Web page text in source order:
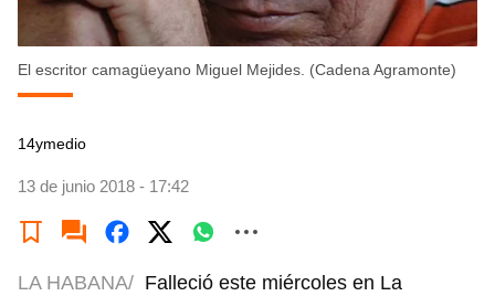
El escritor camagüeyano Miguel Mejides. (Cadena Agramonte)
14ymedio
13 de junio 2018 - 17:42
LA HABANA/ Falleció este miércoles en La